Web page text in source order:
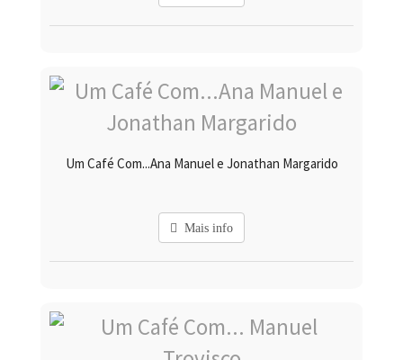
Um Café Com...Ana Manuel e Jonathan Margarido
Mais info